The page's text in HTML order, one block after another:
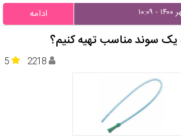
ادامه
یک سوند مناسب تهیه کنیم؟
5 2218